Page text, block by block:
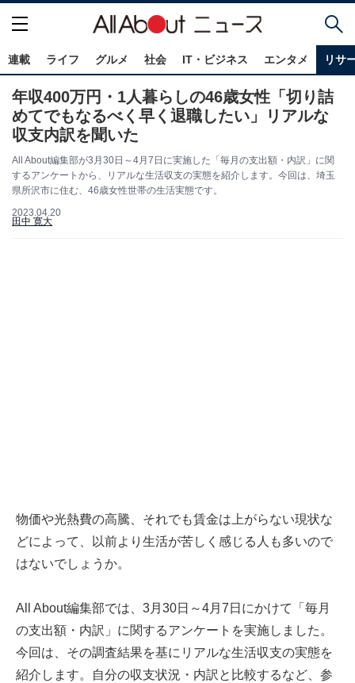
連載 ライフ グルメ 社会 IT・ビジネス エンタメ リサ
年収400万円・1人暮らしの46歳女性「切り詰
めてでもなるべく早く退職したい」リアルな
収支内訳を聞いた
All About編集部が3月30日～4月7日に実施した「毎月の支出額・内訳」に関
するアンケートから、リアルな生活収支の実態を紹介します。今回は、埼玉
県所沢市に住む、46歳女性世帯の生活実態です。
2023.04.20
田中 寛大
物価や光熱費の高騰、それでも賃金は上がらない現状な
どによって、以前より生活が苦しく感じる人も多いので
はないでしょうか。
All About編集部では、3月30日～4月7日にかけて「毎月
の支出額・内訳」に関するアンケートを実施しました。
今回は、その調査結果を基にリアルな生活収支の実態を
紹介します。自分の収支状況・内訳と比較するなど、参